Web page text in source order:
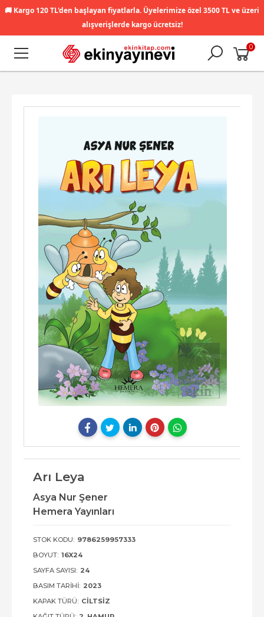
🚚 Kargo 120 TL'den başlayan fiyatlarla. Üyelerimize özel 3500 TL ve üzeri
alışverişlerde kargo ücretsiz!
0
Arı Leya
Asya Nur Şener
Hemera Yayınları
STOK KODU: 9786259957333
BOYUT: 16X24
SAYFA SAYISI: 24
BASIM TARIHI: 2023
KAPAK TÜRÜ: CILTSIZ